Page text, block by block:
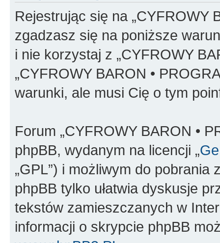
Rejestrując się na „CYFROWY
zgadzasz się na poniższe
i nie korzystaj z „CYFROWY
„CYFROWY BARON •
warunki, ale musi Cię o tym
Forum „CYFROWY BARON •
phpBB, wydanym na licencji „
„GPL”) i możliwym do pobrania
phpBB tylko ułatwia dyskusje
tekstów zamieszczanych w
informacji o skrypcie phpBB